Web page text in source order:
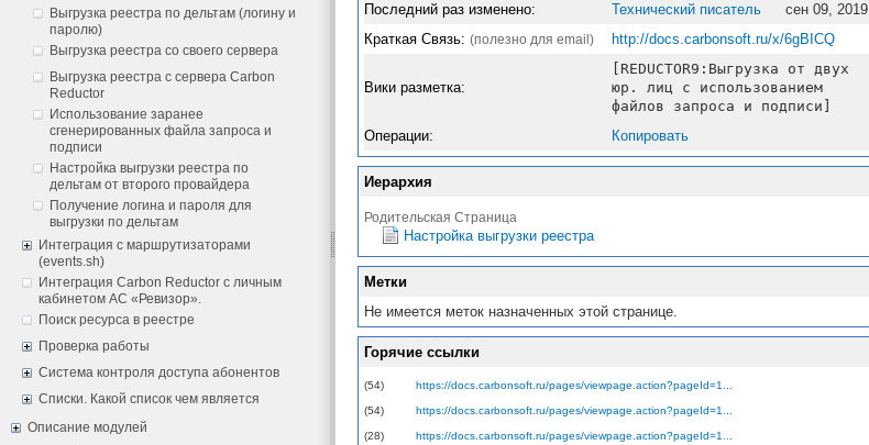
Выгрузка реестра по дельтам (логину и
паролю)
Выгрузка реестра со своего сервера
Выгрузка реестра с сервера Carbon
Reductor
Использование заранее
сгенерированных файла запроса и
подписи
Настройка выгрузки реестра по
дельтам от второго провайдера
Получение логина и пароля для
выгрузки по дельтам
Интеграция с маршрутизаторами
(events.sh)
Интеграция Carbon Reductor с личным
кабинетом АС «Ревизор».
Поиск ресурса в реестре
Проверка работы
Система контроля доступа абонентов
Списки. Какой список чем является
Описание модулей
Последний раз изменено:
Технический писатель
сен 09, 2019
Краткая Связь: (полезно для email) http://docs.carbonsoft.ru/x/6gBICQ
Вики разметка:
[REDUCTOR9:Выгрузка от двух
юр. лиц c использованием
файлов запроса и подписи]
Операции:
Копировать
Иерархия
Родительская Страница
Настройка выгрузки реестра
Метки
Не имеется меток назначенных этой странице.
Горячие ссылки
(54) https://docs.carbonsoft.ru/pages/viewpage.action?pageId=1...
(54) https://docs.carbonsoft.ru/pages/viewpage.action?pageId=1...
(28) https://docs.carbonsoft.ru/pages/viewpage.action?pageId=1...